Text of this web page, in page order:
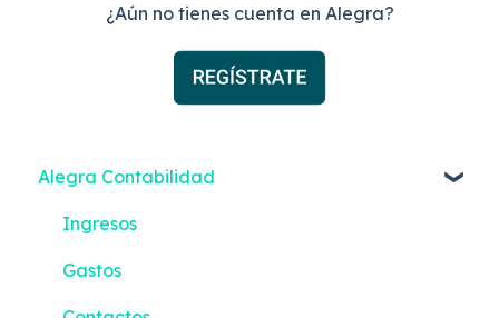
¿Aún no tienes cuenta en Alegra?
Alegra Contabilidad
Ingresos
Gastos